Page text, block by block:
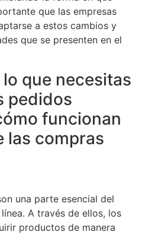
que las empresas
a estos cambios y
que se presenten en el
que necesitas
pedidos
funcionan
las compras
una parte esencial del
A través de ellos, los
productos de manera